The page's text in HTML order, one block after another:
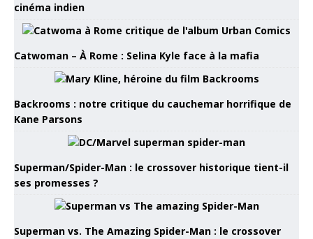
cinéma indien
Catwoman – À Rome : Selina Kyle face à la mafia
Backrooms : notre critique du cauchemar horrifique de
Kane Parsons
Superman/Spider-Man : le crossover historique tient-il
ses promesses ?
Superman vs. The Amazing Spider-Man : le crossover